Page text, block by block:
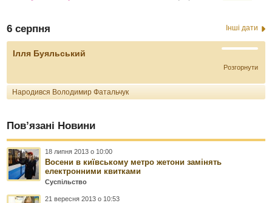
6 серпня Інші дати
Ілля Буяльський
Розгорнути
Народився Володимир Фатальчук
Пов’язані Новини
18 липня 2013 о 10:00
Восени в київському метро жетони замінять
електронними квитками
Суспільство
21 вересня 2013 о 10:53